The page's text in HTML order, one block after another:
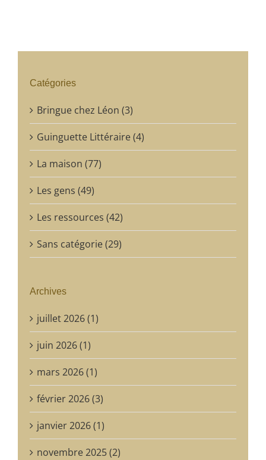
Catégories
Bringue chez Léon (3)
Guinguette Littéraire (4)
La maison (77)
Les gens (49)
Les ressources (42)
Sans catégorie (29)
Archives
juillet 2026 (1)
juin 2026 (1)
mars 2026 (1)
février 2026 (3)
janvier 2026 (1)
novembre 2025 (2)